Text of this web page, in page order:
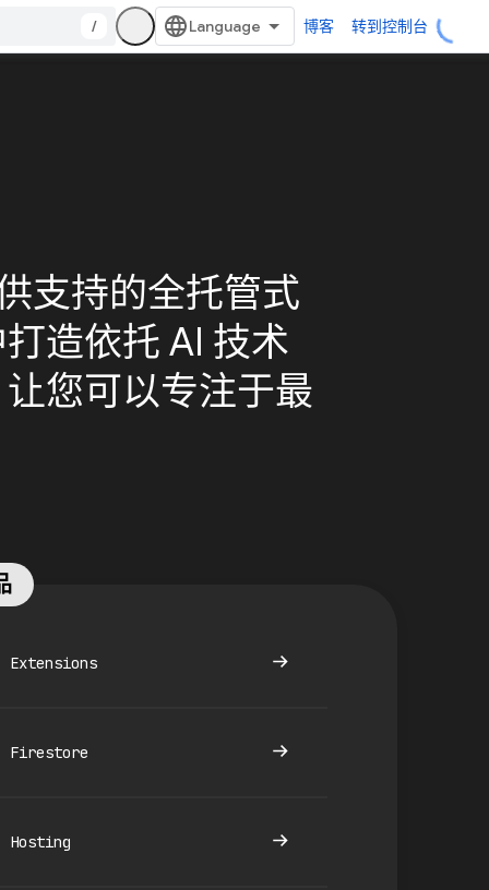
/ 博客 转到控制台
支持的全托管式
造依托 AI 技术
您可以专注于最
Extensions
Firestore
Hosting